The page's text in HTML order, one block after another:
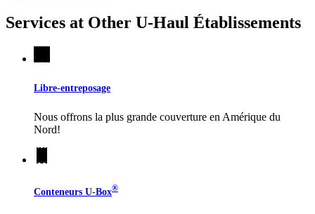
Services at Other U-Haul Établissements
Libre-entreposage
Nous offrons la plus grande couverture en Amérique du
Nord!
Conteneurs U-Box®